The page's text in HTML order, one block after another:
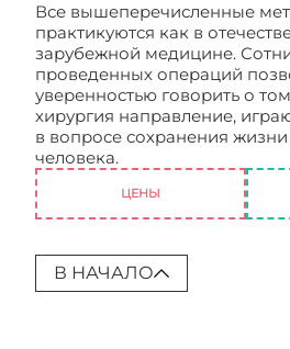
Все вышеперечисленные
практикуются как в
зарубежной медицине.
проведенных операций
уверенностью говорить о
хирургия направление,
в вопросе сохранения
человека.
ЦЕНЫ
В НАЧАЛО